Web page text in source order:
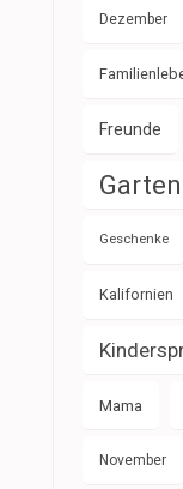
Dezember
Freunde
Garten
Geschenke
Kalifornien
Mama
November